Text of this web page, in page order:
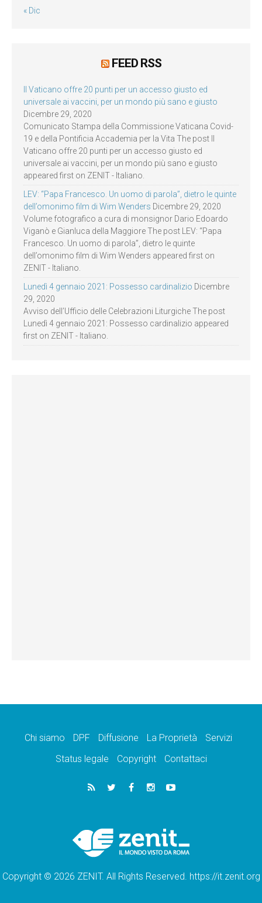
« Dic
FEED RSS
Il Vaticano offre 20 punti per un accesso giusto ed
universale ai vaccini, per un mondo più sano e giusto
Dicembre 29, 2020
Comunicato Stampa della Commissione Vaticana Covid-
19 e della Pontificia Accademia per la Vita The post Il
Vaticano offre 20 punti per un accesso giusto ed
universale ai vaccini, per un mondo più sano e giusto
appeared first on ZENIT - Italiano.
LEV: “Papa Francesco. Un uomo di parola”, dietro le quinte
dell’omonimo film di Wim Wenders Dicembre 29, 2020
Volume fotografico a cura di monsignor Dario Edoardo
Viganò e Gianluca della Maggiore The post LEV: “Papa
Francesco. Un uomo di parola”, dietro le quinte
dell’omonimo film di Wim Wenders appeared first on
ZENIT - Italiano.
Lunedì 4 gennaio 2021: Possesso cardinalizio Dicembre
29, 2020
Avviso dell’Ufficio delle Celebrazioni Liturgiche The post
Lunedì 4 gennaio 2021: Possesso cardinalizio appeared
first on ZENIT - Italiano.
Chi siamo DPF Diffusione La Proprietà
Servizi
Status legale
Copyright Contattaci
Copyright © 2026 ZENIT. All Rights Reserved. https://it.zenit.org